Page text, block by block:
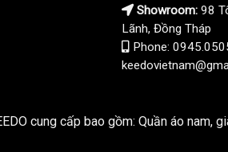
Showroom: 98
Lãnh, Đồng Tháp
Phone:
cung cấp bao gồm: Quần áo nam,